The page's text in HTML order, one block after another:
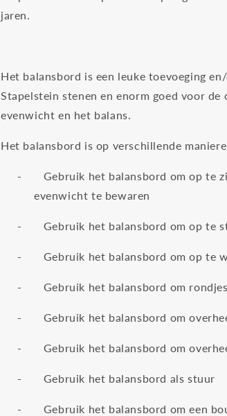
jaren.
Het balansbord is een leuke toevoeging
Stapelstein stenen en enorm goed voor
evenwicht en het balans.
Het balansbord is op verschillende
-
Gebruik het balansbord om op te
evenwicht te bewaren
- Gebruik het balansbord om op te
- Gebruik het balansbord om op te
- Gebruik het balansbord om
- Gebruik het balansbord om
- Gebruik het balansbord om
- Gebruik het balansbord als stuur
-
Gebruik het balansbord om een